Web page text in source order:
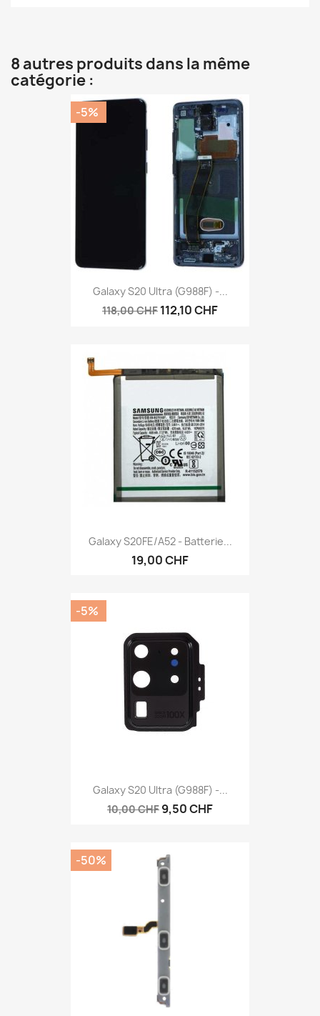
8 autres produits dans la même
catégorie :
Galaxy S20 Ultra (G988F) -...
118,00 CHF 112,10 CHF
-5%
Galaxy S20FE/A52 - Batterie...
19,00 CHF
Galaxy S20 Ultra (G988F) -...
10,00 CHF 9,50 CHF
-5%
-50%